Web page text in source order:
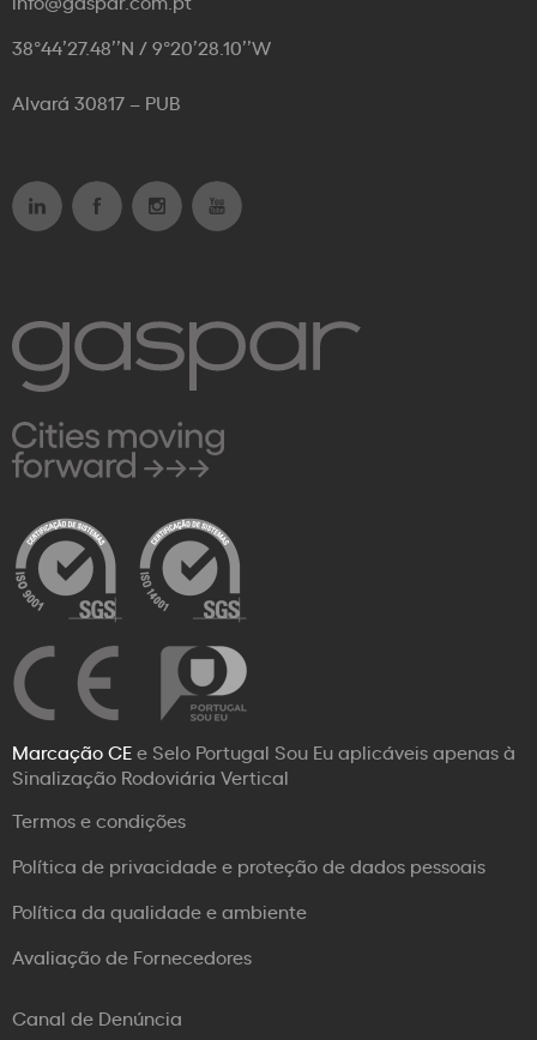
38°44’27.48’’N / 9°20’28.10’’W
Alvará 30817 – PUB
Marcação CEe Selo Portugal Sou Eu aplicáveis apenas à
Sinalização Rodoviária Vertical
Termos e condições
Política de privacidade e proteção de dados pessoais
Política da qualidade e ambiente
Avaliação de Fornecedores
Canal de Denúncia